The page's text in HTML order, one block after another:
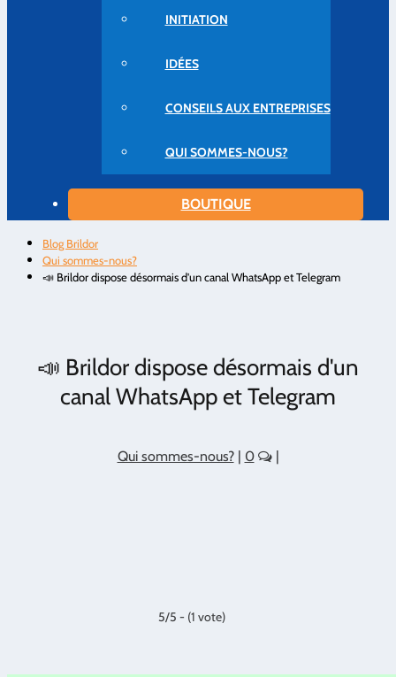
INITIATION
IDÉES
CONSEILS AUX ENTREPRISES
QUI SOMMES-NOUS?
BOUTIQUE
Blog Brildor
Qui sommes-nous?
📣 Brildor dispose désormais d'un canal WhatsApp et Telegram
📣 Brildor dispose désormais d'un
canal WhatsApp et Telegram
Qui sommes-nous?| 0 |
5/5 - (1 vote)